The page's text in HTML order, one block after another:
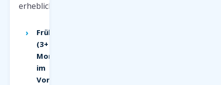
erheblich:
Frühbucher
(3+
Monate
im
Voraus):